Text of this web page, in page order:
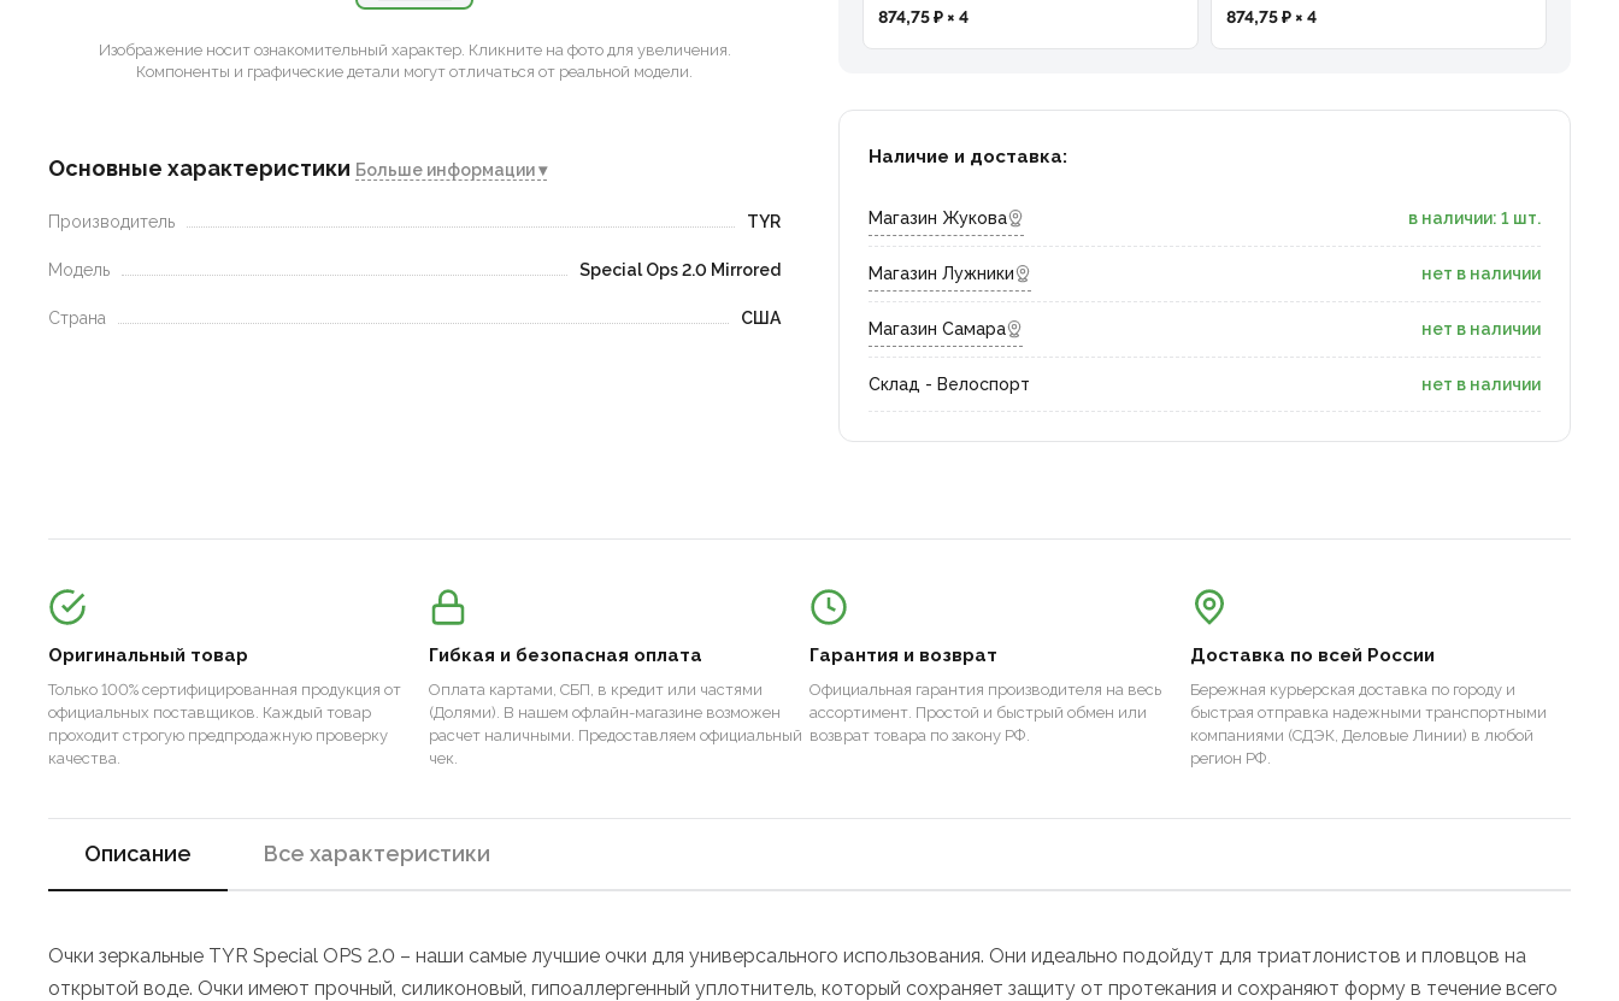
Изображение носит ознакомительный характер. Кликните на фото для увеличения.
Компоненты и графические детали могут отличаться от реальной модели.
Основные характеристики Больше информации ▾
Производитель TYR
Модель Special Ops 2.0 Mirrored
Страна США
874,75 ₽ × 4 874,75 ₽ × 4
Наличие и доставка:
Магазин Жукова в наличии: 1 шт.
Магазин Лужники нет в наличии
Магазин Самара нет в наличии
Склад - Велоспорт нет в наличии
Оригинальный товар
Только 100% сертифицированная продукция от
официальных поставщиков. Каждый товар
проходит строгую предпродажную проверку
качества.
Гибкая и безопасная оплата
Оплата картами, СБП, в кредит или частями
(Долями). В нашем офлайн-магазине возможен
расчет наличными. Предоставляем официальный
чек.
Гарантия и возврат
Официальная гарантия производителя на весь
ассортимент. Простой и быстрый обмен или
возврат товара по закону РФ.
Доставка по всей России
Бережная курьерская доставка по городу и
быстрая отправка надежными транспортными
компаниями (СДЭК, Деловые Линии) в любой
регион РФ.
Описание Все характеристики
Очки зеркальные TYR Special OPS 2.0 – наши самые лучшие очки для универсального использования. Они идеально подойдут для триатлонистов и пловцов на
открытой воде. Очки имеют прочный, силиконовый, гипоаллергенный уплотнитель, который сохраняет защиту от протекания и сохраняют форму в течение всего